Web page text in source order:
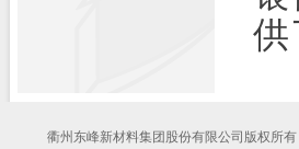
供
衢州东峰新材料集团股份有限公司版权所